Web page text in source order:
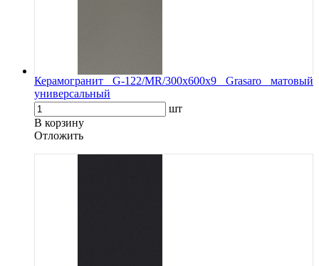
Керамогранит G-122/MR/300x600x9 Grasaro матовый
универсальный
шт
В корзину
Oтложить